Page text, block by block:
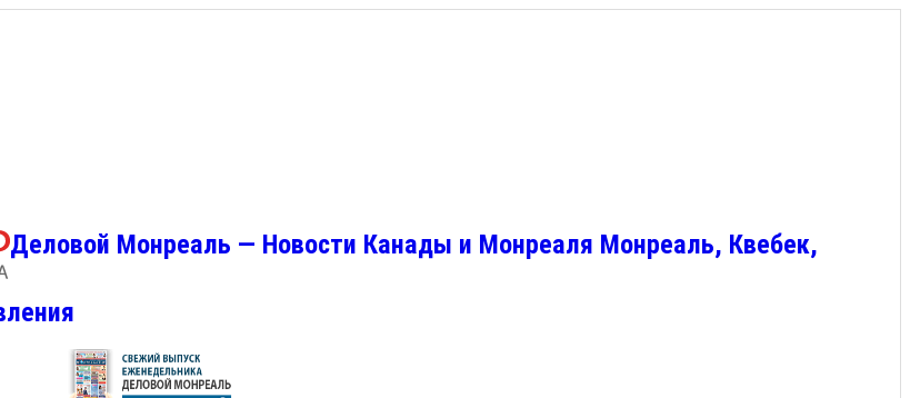
Деловой Монреаль — Новости Канады и Монреаля Монреаль, Квебек,